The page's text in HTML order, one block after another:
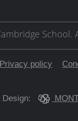
School.
Privacy policy